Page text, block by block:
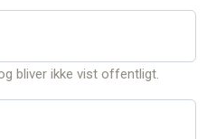
bliver ikke vist offentligt.